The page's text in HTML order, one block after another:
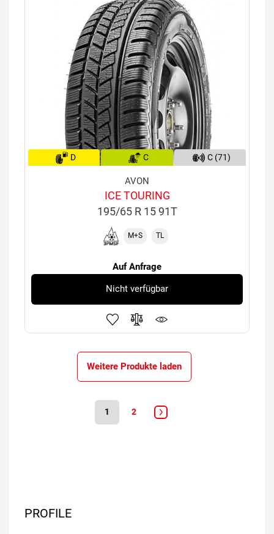
D C C (71)
AVON
ICE TOURING
195/65 R 15 91T
M+S TL
Auf Anfrage
Nicht verfügbar
Weitere Produkte laden
1 2
PROFILE